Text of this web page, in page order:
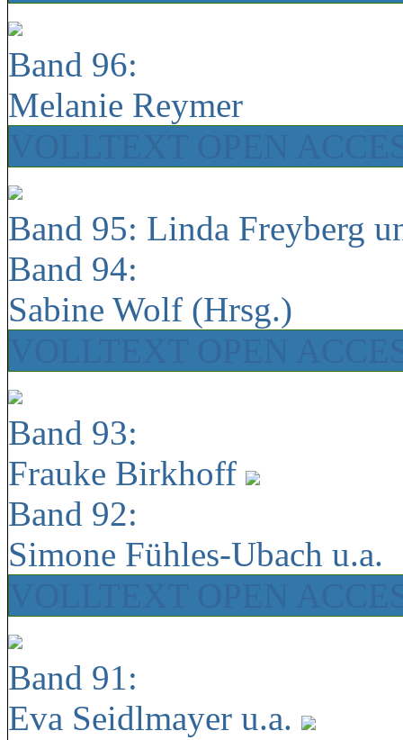
Band 96:
Melanie Reymer
Band 95: Linda Freyberg
Band 94:
Sabine Wolf (Hrsg.)
Band 93:
Frauke Birkhoff
Band 92:
Simone Fühles-Ubach u.a.
Band 91:
Eva Seidlmayer u.a.